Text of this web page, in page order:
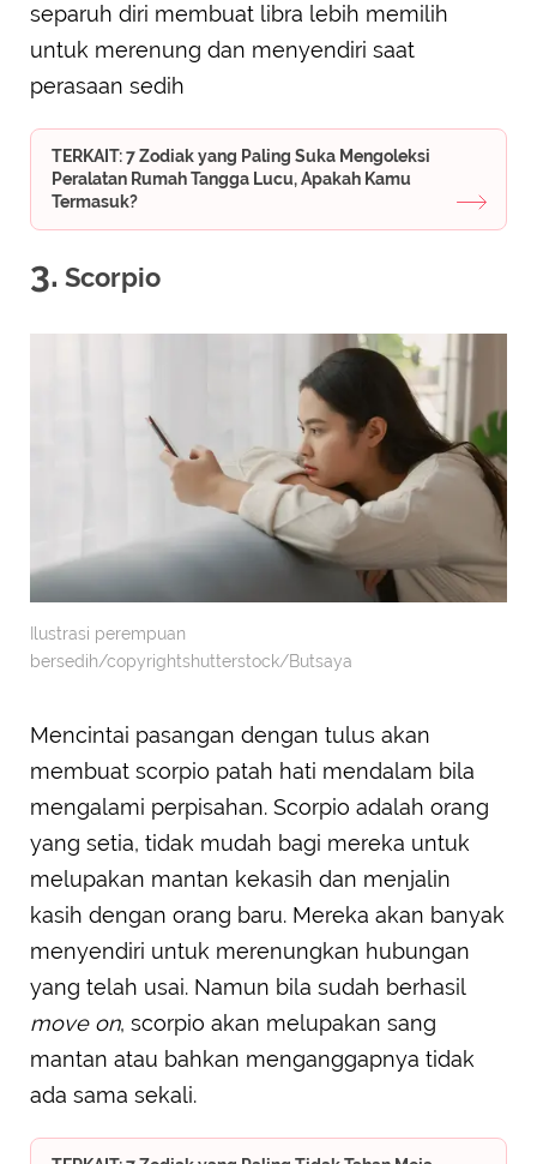
separuh diri membuat libra lebih memilih
untuk merenung dan menyendiri saat
perasaan sedih
TERKAIT: 7 Zodiak yang Paling Suka Mengoleksi
Peralatan Rumah Tangga Lucu, Apakah Kamu
Termasuk?
3. Scorpio
Ilustrasi perempuan
bersedih/copyrightshutterstock/Butsaya
Mencintai pasangan dengan tulus akan
membuat scorpio patah hati mendalam bila
mengalami perpisahan. Scorpio adalah orang
yang setia, tidak mudah bagi mereka untuk
melupakan mantan kekasih dan menjalin
kasih dengan orang baru. Mereka akan banyak
menyendiri untuk merenungkan hubungan
yang telah usai. Namun bila sudah berhasil
move on, scorpio akan melupakan sang
mantan atau bahkan menganggapnya tidak
ada sama sekali.